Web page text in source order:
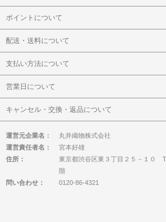
ポイントについて
配送・送料について
支払い方法について
営業日について
キャンセル・交換・返品について
運営元企業名：
丸井織物株式会社
運営責任者名：
宮本好雄
住所：
東京都渋谷区東３丁目２５－１０
階
問い合わせ：
0120-86-4321